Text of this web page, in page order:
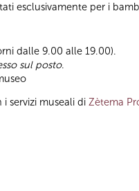
esclusivamente per i
dalle 9.00 alle 19.00).
sul posto.
i servizi museali di Zètema